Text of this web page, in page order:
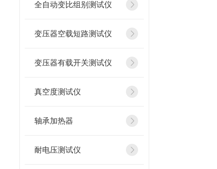
全自动变比组别测试仪
变压器空载短路测试仪
变压器有载开关测试仪
真空度测试仪
轴承加热器
耐电压测试仪